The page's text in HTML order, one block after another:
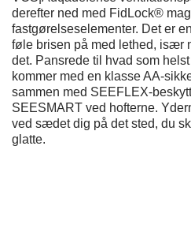
derefter ned med FidLock®
fastgørelseselementer. Det er
føle brisen på med lethed, især
det. Pansrede til hvad som
kommer med en klasse AA-
sammen med SEEFLEX-
SEESMART ved hofterne.
ved sædet dig på det sted, du
glatte.